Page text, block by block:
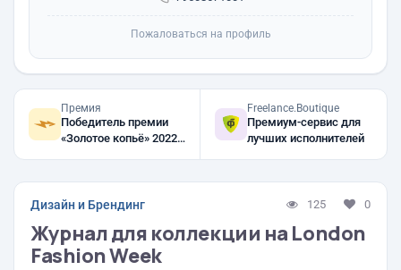
Пожаловаться на профиль
Премия
Победитель премии
«Золотое копьё» 2022,
Freelance.Boutique
Премиум-сервис для
лучших исполнителей
Дизайн и Брендинг 125 0
Журнал для коллекции на London
Fashion Week